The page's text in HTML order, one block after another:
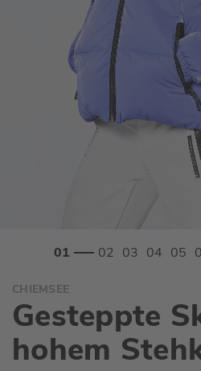
Anfang
der
Bildgalerie
springen
CHIEMSEE
Gesteppte
hohem